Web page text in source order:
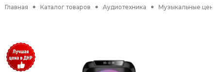
Главная Каталог товаров Аудиотехника Музыкальные